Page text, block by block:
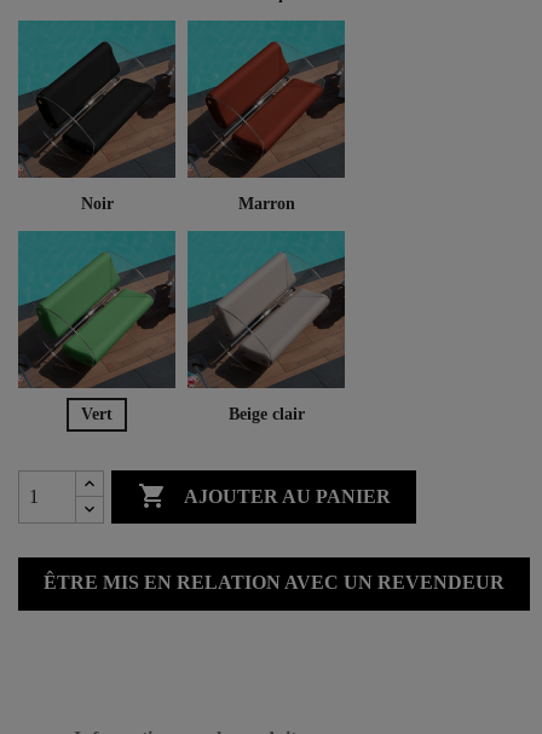
Noir Marron
Vert Beige clair
 AJOUTER AU PANIER
ÊTRE MIS EN RELATION AVEC UN REVENDEUR